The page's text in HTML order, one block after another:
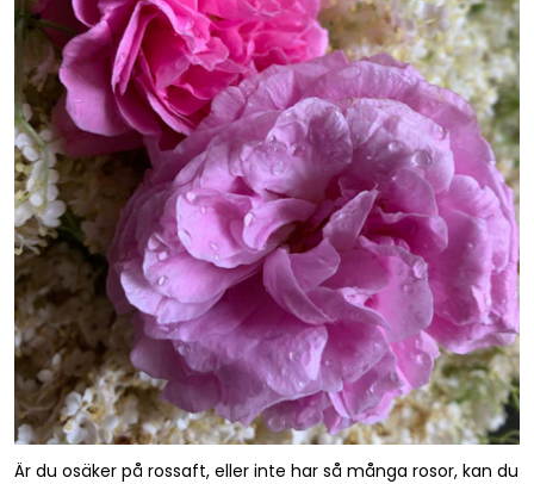
Är du osäker på rossaft, eller inte har så många rosor, kan du